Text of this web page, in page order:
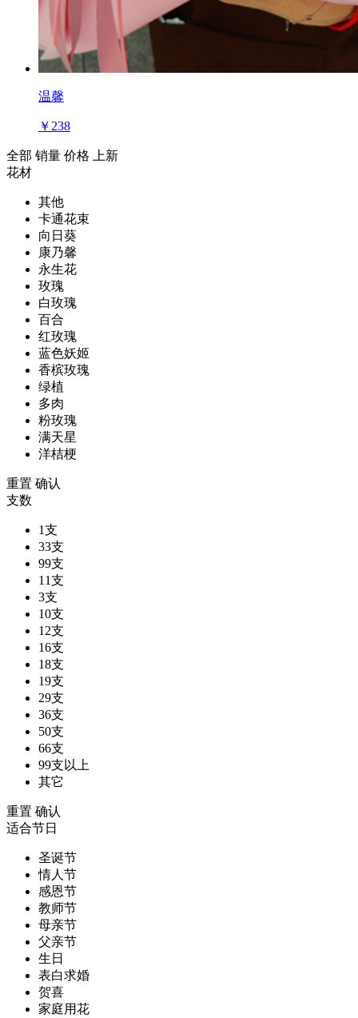
温馨
￥238
全部 销量 价格
上新
花材
其他
卡通花束
向日葵
康乃馨
永生花
玫瑰
白玫瑰
百合
红玫瑰
蓝色妖姬
香槟玫瑰
绿植
多肉
粉玫瑰
满天星
洋桔梗
重置 确认
支数
1支
33支
99支
11支
3支
10支
12支
16支
18支
19支
29支
36支
50支
66支
99支以上
其它
重置 确认
适合节日
圣诞节
情人节
感恩节
教师节
母亲节
父亲节
生日
表白求婚
贺喜
家庭用花